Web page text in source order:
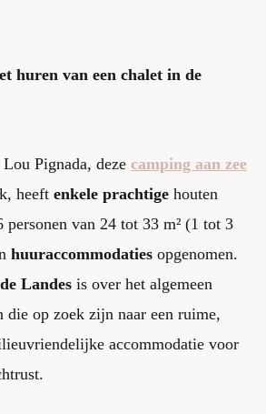
huren van een chalet in de
Pignada, deze camping aan zee
heeft enkele prachtige houten
personen van 24 tot 33 m² (1 tot 3
huuraccommodaties opgenomen.
Landes is over het algemeen
die op zoek zijn naar een ruime,
accommodatie voor